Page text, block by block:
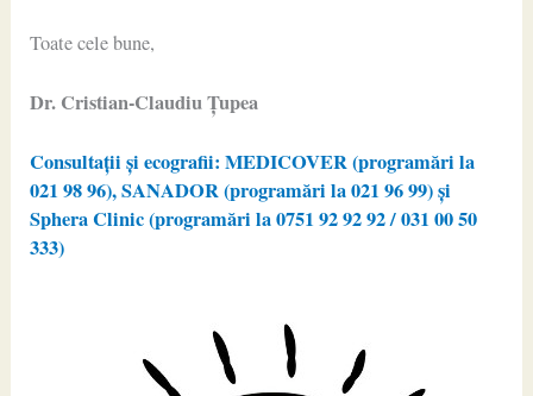
Toate cele bune,
Dr. Cristian-Claudiu Ţupea
Consultații și ecografii: MEDICOVER (programări la
021 98 96), SANADOR (programări la 021 96 99) și
Sphera Clinic (programări la 0751 92 92 92 / 031 00 50
333)